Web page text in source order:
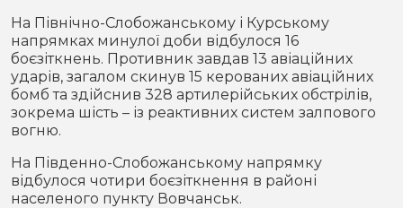
На Північно-Слобожанському і Курському
напрямках минулої доби відбулося 16
боєзіткнень. Противник завдав 13 авіаційних
ударів, загалом скинув 15 керованих авіаційних
бомб та здійснив 328 артилерійських обстрілів,
зокрема шість – із реактивних систем залпового
вогню.
На Південно-Слобожанському напрямку
відбулося чотири боєзіткнення в районі
населеного пункту Вовчанськ.